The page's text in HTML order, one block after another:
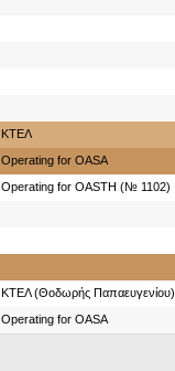
ΚΤΕΛ
Operating for OASA
Operating for OASTH (№ 1102)
ΚΤΕΛ (Θοδωρής Παπαευγενίου)
Operating for OASA